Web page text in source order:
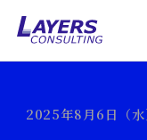
2025年8月6日（